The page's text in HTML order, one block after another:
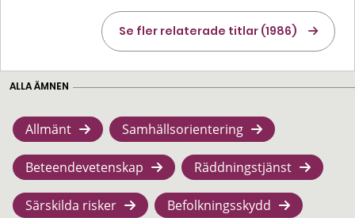
Se fler relaterade titlar (1986)
ALLA ÄMNEN
Allmänt Samhällsorientering
Beteendevetenskap Räddningstjänst
Särskilda risker Befolkningsskydd